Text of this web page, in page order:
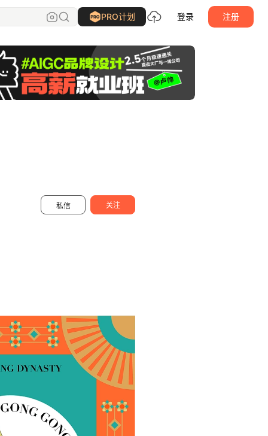
PRO计划 登录 注册
私信 关注
静颜Elaine 关注